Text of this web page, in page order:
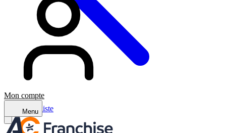
Mon compte
Menu
Retour à la liste